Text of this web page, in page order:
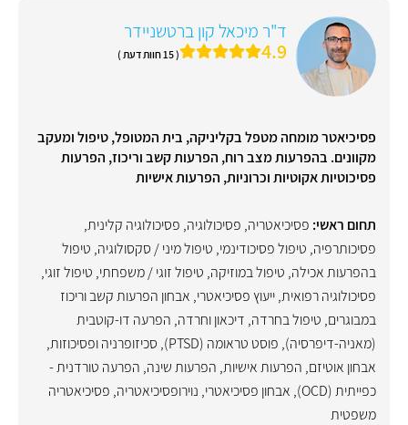
ד"ר מיכאל קון ברטשניידר
4.9 ( 15 חוות דעת )
פסיכיאטר מומחה מטפל בקליניקה, בית המטופל, טיפול ומעקב
מקוונים. בהפרעות מצב רוח, הפרעות קשב וריכוז, הפרעות
פסיכוטיות אקוטיות וכרוניות, הפרעות אישיות
תחום ראשי: פסיכיאטריה, פסיכולוגיה, פסיכולוגיה קלינית,
פסיכותרפיה, טיפול פסיכודינמי, טיפול מיני / סקסולוגיה, טיפול
בהפרעות אכילה, טיפול במוזיקה, טיפול זוגי / משפחתי, טיפול זוגי,
פסיכולוגיה רפואית,ייעוץ פסיכיאטרי, אבחון הפרעות קשב וריכוז
במבוגרים, טיפול בחרדה, דיכאון וחרדה, הפרעה דו-קוטבית
(מאניה-דיפרסיה), פוסט טראומה (PTSD) , סכיזופרניה ופסיכוזות,
אבחון אוטיזם, הפרעות אישיות, הפרעות שינה, הפרעה טורדנית -
כפייתית (OCD)
, אבחון פסיכיאטרי, נוירופסיכיאטריה, פסיכיאטריה
משפטית